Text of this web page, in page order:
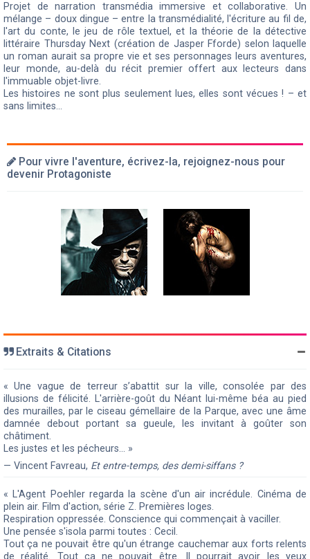
Projet de narration transmédia immersive et collaborative. Un
mélange – doux dingue – entre la transmédialité, l'écriture au fil de,
l'art du conte, le jeu de rôle textuel, et la théorie de la détective
littéraire Thursday Next (création de Jasper Fforde) selon laquelle
un roman aurait sa propre vie et ses personnages leurs aventures,
leur monde, au-delà du récit premier offert aux lecteurs dans
l'immuable objet-livre.
Les histoires ne sont plus seulement lues, elles sont vécues ! – et
sans limites...
Pour vivre l'aventure, écrivez-la, rejoignez-nous pour
devenir Protagoniste
Extraits & Citations
« Une vague de terreur s’abattit sur la ville, consolée par des
illusions de félicité. L'arrière-goût du Néant lui-même béa au pied
des murailles, par le ciseau gémellaire de la Parque, avec une âme
damnée debout portant sa gueule, les invitant à goûter son
châtiment.
Les justes et les pécheurs… »
— Vincent Favreau, Et entre-temps, des demi-siffans ?
« L'Agent Poehler regarda la scène d'un air incrédule. Cinéma de
plein air. Film d'action, série Z. Premières loges.
Respiration oppressée. Conscience qui commençait à vaciller.
Une pensée s'isola parmi toutes : Cecil.
Tout ça ne pouvait être qu'un étrange cauchemar aux forts relents
de réalité. Tout ça ne pouvait être. Il pourrait avoir les yeux